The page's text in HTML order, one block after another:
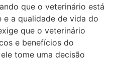
que o veterinário está
a qualidade de vida do
que o veterinário
e benefícios do
tome uma decisão